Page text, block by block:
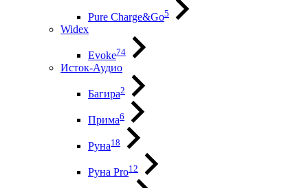
Pure Charge&Go5
Widex
Evoke74
Исток-Аудио
Багира2
Прима6
Руна18
Руна Pro12